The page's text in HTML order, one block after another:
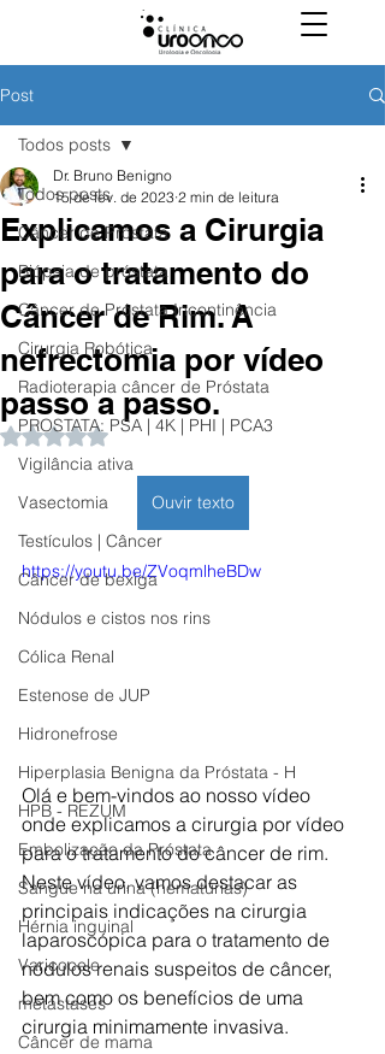
Post
Todos posts
Câncer de Próstata
Biópsia de próstata
Câncer de Próstata Incontinência
Cirurgia Robótica
Radioterapia câncer de Próstata
PROSTATA: PSA | 4K | PHI | PCA3
Vigilância ativa
Vasectomia
Testículos | Câncer
Câncer de bexiga
Nódulos e cistos nos rins
Cólica Renal
Estenose de JUP
Hidronefrose
Hiperplasia Benigna da Próstata - H
HPB - REZUM
Embolização da Próstata
Sangue na urina (hematúrias)
Hérnia inguinal
Varicocele
metástases
Câncer de mama
Todos posts
Explicamos a Cirurgia
para o tratamento do
Câncer de Rim. A
nefrectomia por vídeo
passo a passo.
Dr. Bruno Benigno
15 de fev. de 2023 2 min de leitura
Avaliado com NaN de 5 estrelas.
Ouvir texto
https://youtu.be/ZVoqmlheBDw
Olá e bem-vindos ao nosso vídeo
onde explicamos a cirurgia por vídeo
para o tratamento do câncer de rim.
Neste vídeo, vamos destacar as
principais indicações na cirurgia
laparoscópica para o tratamento de
nódulos renais suspeitos de câncer,
bem como os benefícios de uma
cirurgia minimamente invasiva.